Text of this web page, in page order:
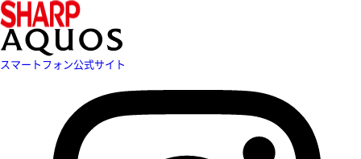
スマートフォン公式サイト